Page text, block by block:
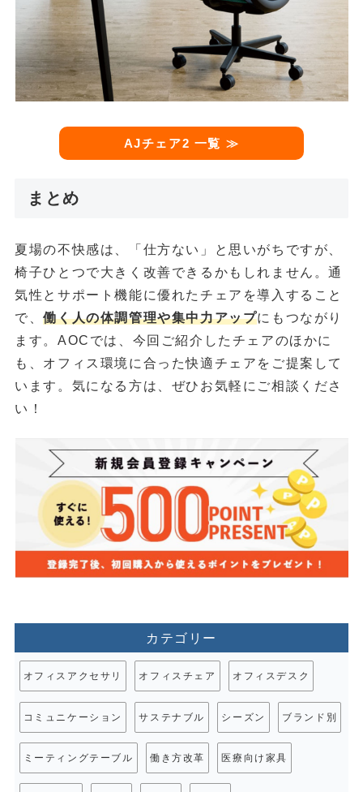
AJチェア2 一覧 ≫
まとめ
夏場の不快感は、「仕方ない」と思いがちですが、
椅子ひとつで大きく改善できるかもしれません。通
気性とサポート機能に優れたチェアを導入すること
で、働く人の体調管理や集中力アップにもつながり
ます。AOCでは、今回ご紹介したチェアのほかに
も、オフィス環境に合った快適チェアをご提案して
います。気になる方は、ぜひお気軽にご相談くださ
い！
カテゴリー
オフィスアクセサリ オフィスチェア オフィスデスク
コミュニケーション サステナブル シーズン ブランド別
ミーティングテーブル 働き方改革 医療向け家具